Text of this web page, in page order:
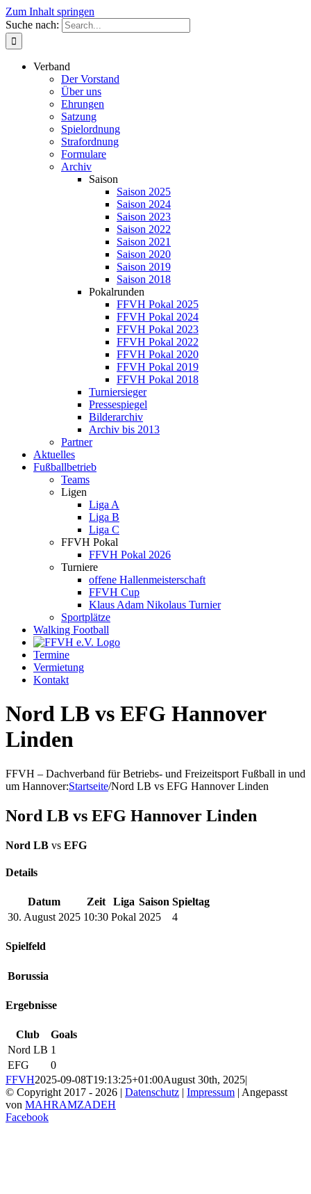
Zum Inhalt springen
Suche nach:
Verband
Der Vorstand
Über uns
Ehrungen
Satzung
Spielordnung
Strafordnung
Formulare
Archiv
Saison
Saison 2025
Saison 2024
Saison 2023
Saison 2022
Saison 2021
Saison 2020
Saison 2019
Saison 2018
Pokalrunden
FFVH Pokal 2025
FFVH Pokal 2024
FFVH Pokal 2023
FFVH Pokal 2022
FFVH Pokal 2020
FFVH Pokal 2019
FFVH Pokal 2018
Turniersieger
Pressespiegel
Bilderarchiv
Archiv bis 2013
Partner
Aktuelles
Fußballbetrieb
Teams
Ligen
Liga A
Liga B
Liga C
FFVH Pokal
FFVH Pokal 2026
Turniere
offene Hallenmeisterschaft
FFVH Cup
Klaus Adam Nikolaus Turnier
Sportplätze
Walking Football
Termine
Vermietung
Kontakt
Nord LB vs EFG Hannover
Linden
FFVH – Dachverband für Betriebs- und Freizeitsport Fußball in und
um Hannover:Startseite/Nord LB vs EFG Hannover Linden
Nord LB vs EFG Hannover Linden
Nord LB vs EFG
Details
Datum Zeit Liga Saison Spieltag
30. August 2025 10:30 Pokal 2025 4
Spielfeld
Borussia
Ergebnisse
Club
Goals
Nord LB 1
EFG
0
FFVH2025-09-08T19:13:25+01:00August 30th, 2025|
© Copyright 2017 - 2026 | Datenschutz | Impressum | Angepasst
von MAHRAMZADEH
Facebook